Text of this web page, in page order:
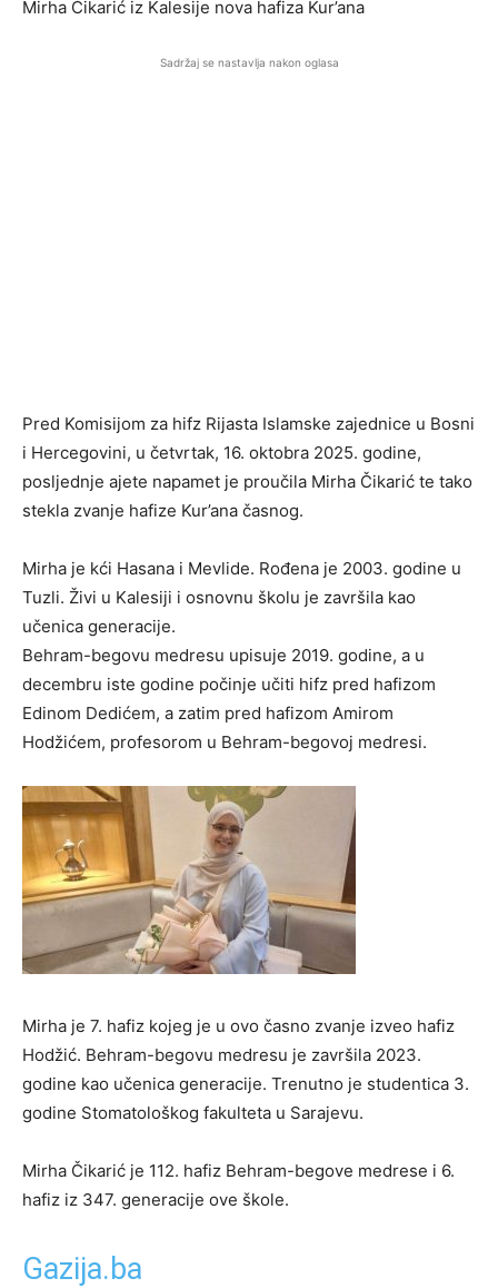
Mirha Čikarić iz Kalesije nova hafiza Kur’ana
Sadržaj se nastavlja nakon oglasa
Pred Komisijom za hifz Rijasta Islamske zajednice u Bosni
i Hercegovini, u četvrtak, 16. oktobra 2025. godine,
posljednje ajete napamet je proučila Mirha Čikarić te tako
stekla zvanje hafize Kur’ana časnog.
Mirha je kći Hasana i Mevlide. Rođena je 2003. godine u
Tuzli. Živi u Kalesiji i osnovnu školu je završila kao
učenica generacije.
Behram-begovu medresu upisuje 2019. godine, a u
decembru iste godine počinje učiti hifz pred hafizom
Edinom Dedićem, a zatim pred hafizom Amirom
Hodžićem, profesorom u Behram-begovoj medresi.
Mirha je 7. hafiz kojeg je u ovo časno zvanje izveo hafiz
Hodžić. Behram-begovu medresu je završila 2023.
godine kao učenica generacije. Trenutno je studentica 3.
godine Stomatološkog fakulteta u Sarajevu.
Mirha Čikarić je 112. hafiz Behram-begove medrese i 6.
hafiz iz 347. generacije ove škole.
Gazija.ba